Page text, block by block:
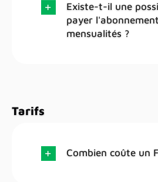
Existe-t-il une
payer
mensualités ?
Tarifs
Combien coûte un